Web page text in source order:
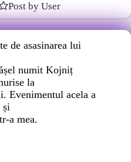
Post by User
de asasinarea lui
numit Kojniț
la
Evenimentul acela a
și
a mea.